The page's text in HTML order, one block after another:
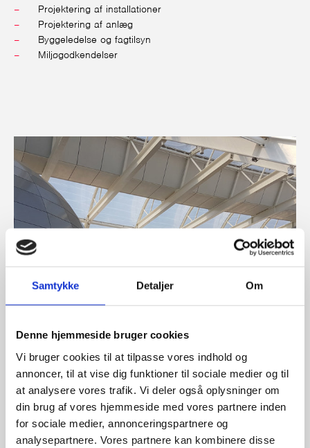
Samtykke Detaljer Om
Denne hjemmeside bruger cookies
Vi bruger cookies til at tilpasse vores indhold og
annoncer, til at vise dig funktioner til sociale medier og til
at analysere vores trafik. Vi deler også oplysninger om
din brug af vores hjemmeside med vores partnere inden
for sociale medier, annonceringspartnere og
analysepartnere. Vores partnere kan kombinere disse
Projektering af installationer
Projektering af anlæg
Byggeledelse og fagtilsyn
Miljøgodkendelser